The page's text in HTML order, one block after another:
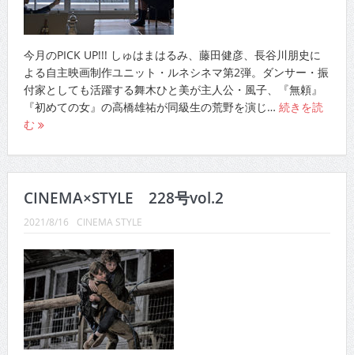
今月のPICK UP!!! しゅはまはるみ、藤田健彦、長谷川朋史に
よる自主映画制作ユニット・ルネシネマ第2弾。ダンサー・振
付家としても活躍する舞木ひと美が主人公・風子、『無頼』
『初めての女』の高橋雄祐が同級生の荒野を演じ… 続きを読
む
CINEMA×STYLE 228号vol.2
2021/8/16 CINEMA STYLE